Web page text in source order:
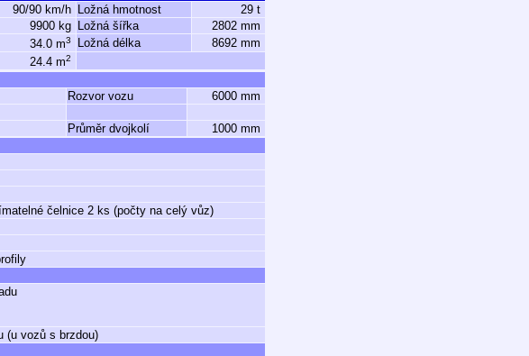
90/90 km/h Ložná hmotnost
29 t
9900 kg Ložná šířka
2802 mm
34.0 m3 Ložná délka
8692 mm
24.4 m2
Rozvor vozu
6000 mm
Průměr dvojkolí
1000 mm
čelnice 2 ks (počty na celý vůz)
(u vozů s brzdou)